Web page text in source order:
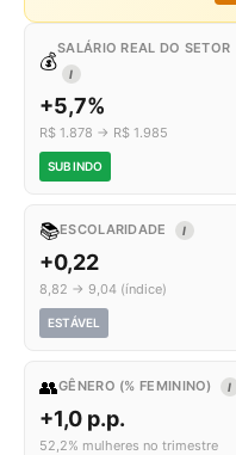
💰
SALÁRIO REAL DO SETOR
I
+5,7%
R$ 1.878 → R$ 1.985
SUBINDO
📚ESCOLARIDADE I
+0,22
8,82 → 9,04 (índice)
ESTÁVEL
👥GÊNERO (% FEMININO) I
+1,0 p.p.
52,2% mulheres no trimestre